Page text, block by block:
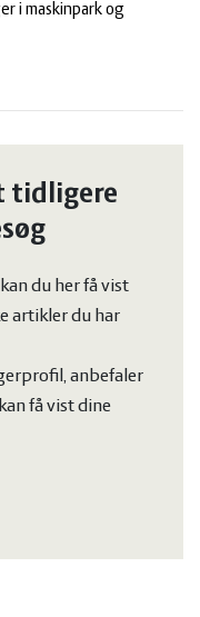
i maskinpark og
tidligere
du her få vist
artikler du har
anbefaler
få vist dine